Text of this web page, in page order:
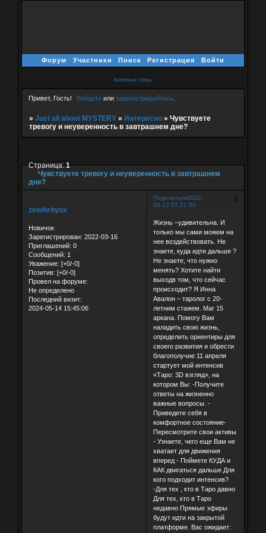
Форум Участники Поиск Регистрация Войти
Активные темы
Привет, Гость! Войдите илизарегистрируйтесь
» Just all about MYSTERY » Интересно » Чувствуете
тревогу и неуверенность в завтрашнем дне?
Чувствуете тревогу и неуверенность в завтрашнем
дне?
Страница:1
Поделиться 1
2022-
04-12 07:21:50
zewihrbyox
Новичок
Зарегистрирован: 2022-03-16
Приглашений: 0
Сообщений: 1
Уважение: [+0/-0]
Позитив: [+0/-0]
Провел на форуме:
Не определено
Последний визит:
2024-05-14 15:45:06
Жизнь –удивительна. И
только мы сами можем на
нее воздействовать. Не
знаете, куда идти дальше ?
Не знаете, что нужно
менять? Хотите найти
выходв том, что сейчас
происходит? Я Инна
Авалон – таролог с 20-
летним стажем. Маг 15
аркана. Помогу Вам
наладить свою жизнь,
определить ориентиры для
своего развития и обрести
благополучие 11 апреля
стартует мой интенсив
«Таро: 3D взгляд», на
котором Вы: -Получите
ответы на жизненно
важные вопросы. -
Приведете себя в
комфортное состояние-
Пересмотрите свои активы
- Узнаете, чего еще Вам не
хватает для движения
вперед - Поймете КУДА и
КАК двигаться дальше Для
кого подходит интенсив?
-Для тех , кто в Таро давно
Для тех, кто в Таро
недавно Прямые эфиры
будут идти на закрытой
платформе. Вас ожидает: